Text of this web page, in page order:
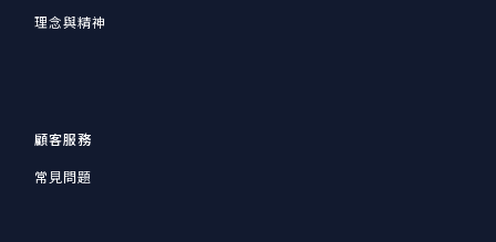
理念與精神
顧客服務
常見問題